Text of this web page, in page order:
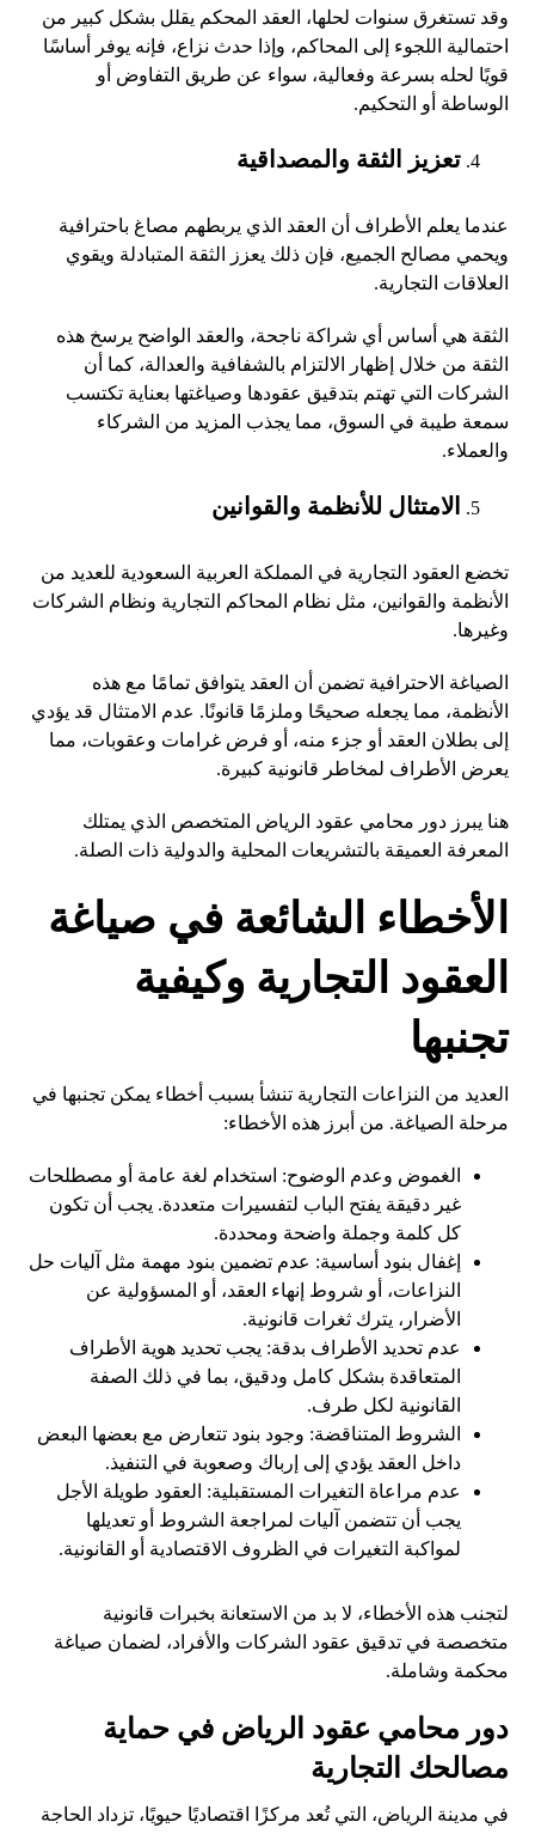
وقد تستغرق سنوات لحلها، العقد المحكم يقلل بشكل كبير من
احتمالية اللجوء إلى المحاكم، وإذا حدث نزاع، فإنه يوفر أساسًا
قويًا لحله بسرعة وفعالية، سواء عن طريق التفاوض أو
الوساطة أو التحكيم.
تعزيز الثقة والمصداقية
عندما يعلم الأطراف أن العقد الذي يربطهم مصاغ باحترافية
ويحمي مصالح الجميع، فإن ذلك يعزز الثقة المتبادلة ويقوي
العلاقات التجارية.
الثقة هي أساس أي شراكة ناجحة، والعقد الواضح يرسخ هذه
الثقة من خلال إظهار الالتزام بالشفافية والعدالة، كما أن
الشركات التي تهتم بتدقيق عقودها وصياغتها بعناية تكتسب
سمعة طيبة في السوق، مما يجذب المزيد من الشركاء
والعملاء.
الامتثال للأنظمة والقوانين
تخضع العقود التجارية في المملكة العربية السعودية للعديد من
الأنظمة والقوانين، مثل نظام المحاكم التجارية ونظام الشركات
وغيرها.
الصياغة الاحترافية تضمن أن العقد يتوافق تمامًا مع هذه
الأنظمة، مما يجعله صحيحًا وملزمًا قانونًا. عدم الامتثال قد يؤدي
إلى بطلان العقد أو جزء منه، أو فرض غرامات وعقوبات، مما
يعرض الأطراف لمخاطر قانونية كبيرة.
هنا يبرز دور محامي عقود الرياض المتخصص الذي يمتلك
المعرفة العميقة بالتشريعات المحلية والدولية ذات الصلة.
الأخطاء الشائعة في صياغة
العقود التجارية وكيفية
تجنبها
العديد من النزاعات التجارية تنشأ بسبب أخطاء يمكن تجنبها في
مرحلة الصياغة. من أبرز هذه الأخطاء:
الغموض وعدم الوضوح: استخدام لغة عامة أو مصطلحات
غير دقيقة يفتح الباب لتفسيرات متعددة. يجب أن تكون
كل كلمة وجملة واضحة ومحددة.
إغفال بنود أساسية: عدم تضمين بنود مهمة مثل آليات حل
النزاعات، أو شروط إنهاء العقد، أو المسؤولية عن
الأضرار، يترك ثغرات قانونية.
عدم تحديد الأطراف بدقة: يجب تحديد هوية الأطراف
المتعاقدة بشكل كامل ودقيق، بما في ذلك الصفة
القانونية لكل طرف.
الشروط المتناقضة: وجود بنود تتعارض مع بعضها البعض
داخل العقد يؤدي إلى إرباك وصعوبة في التنفيذ.
عدم مراعاة التغيرات المستقبلية: العقود طويلة الأجل
يجب أن تتضمن آليات لمراجعة الشروط أو تعديلها
لمواكبة التغيرات في الظروف الاقتصادية أو القانونية.
لتجنب هذه الأخطاء، لا بد من الاستعانة بخبرات قانونية
متخصصة في تدقيق عقود الشركات والأفراد، لضمان صياغة
محكمة وشاملة.
دور محامي عقود الرياض في حماية
مصالحك التجارية
في مدينة الرياض، التي تُعد مركزًا اقتصاديًا حيويًا، تزداد الحاجة